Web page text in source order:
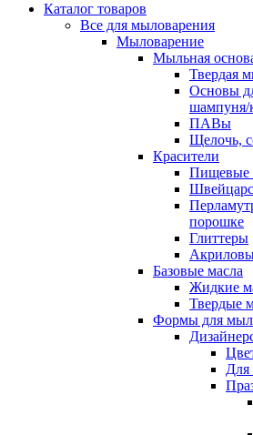
Каталог товаров
Все для мыловарения
Мыловарение
Мыльная
Твердая
Основы
шампуня/
ПАВы
Щелочь,
Красители
Пищевые
порошке
Глиттеры
Базовые масла
Жидкие
Твердые
Формы для